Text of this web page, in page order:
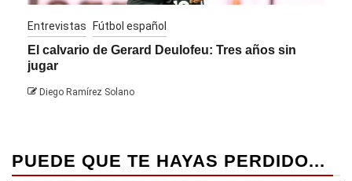
Entrevistas Fútbol español
El calvario de Gerard Deulofeu: Tres años sin
jugar
Diego Ramírez Solano
PUEDE QUE TE HAYAS PERDIDO...